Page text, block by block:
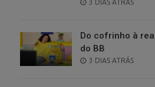
3 DIAS ATRÁS
Do cofrinho à
do BB
POSTED
3 DIAS ATRÁS